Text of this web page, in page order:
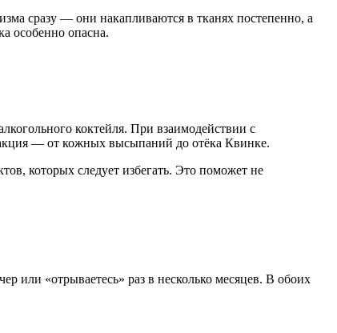
сразу — они накапливаются в тканях постепенно, а
особенно опасна.
коктейля. При взаимодействии с
— от кожных высыпаний до отёка Квинке.
которых следует избегать. Это поможет не
или «отрываетесь» раз в несколько месяцев. В обоих